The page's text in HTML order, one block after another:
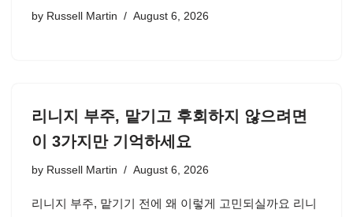
by Russell Martin August 6, 2026
리니지 부주, 맡기고 후회하지 않으려면
이 3가지만 기억하세요
by Russell Martin August 6, 2026
리니지 부주, 맡기기 전에 왜 이렇게 고민되실까요 리니